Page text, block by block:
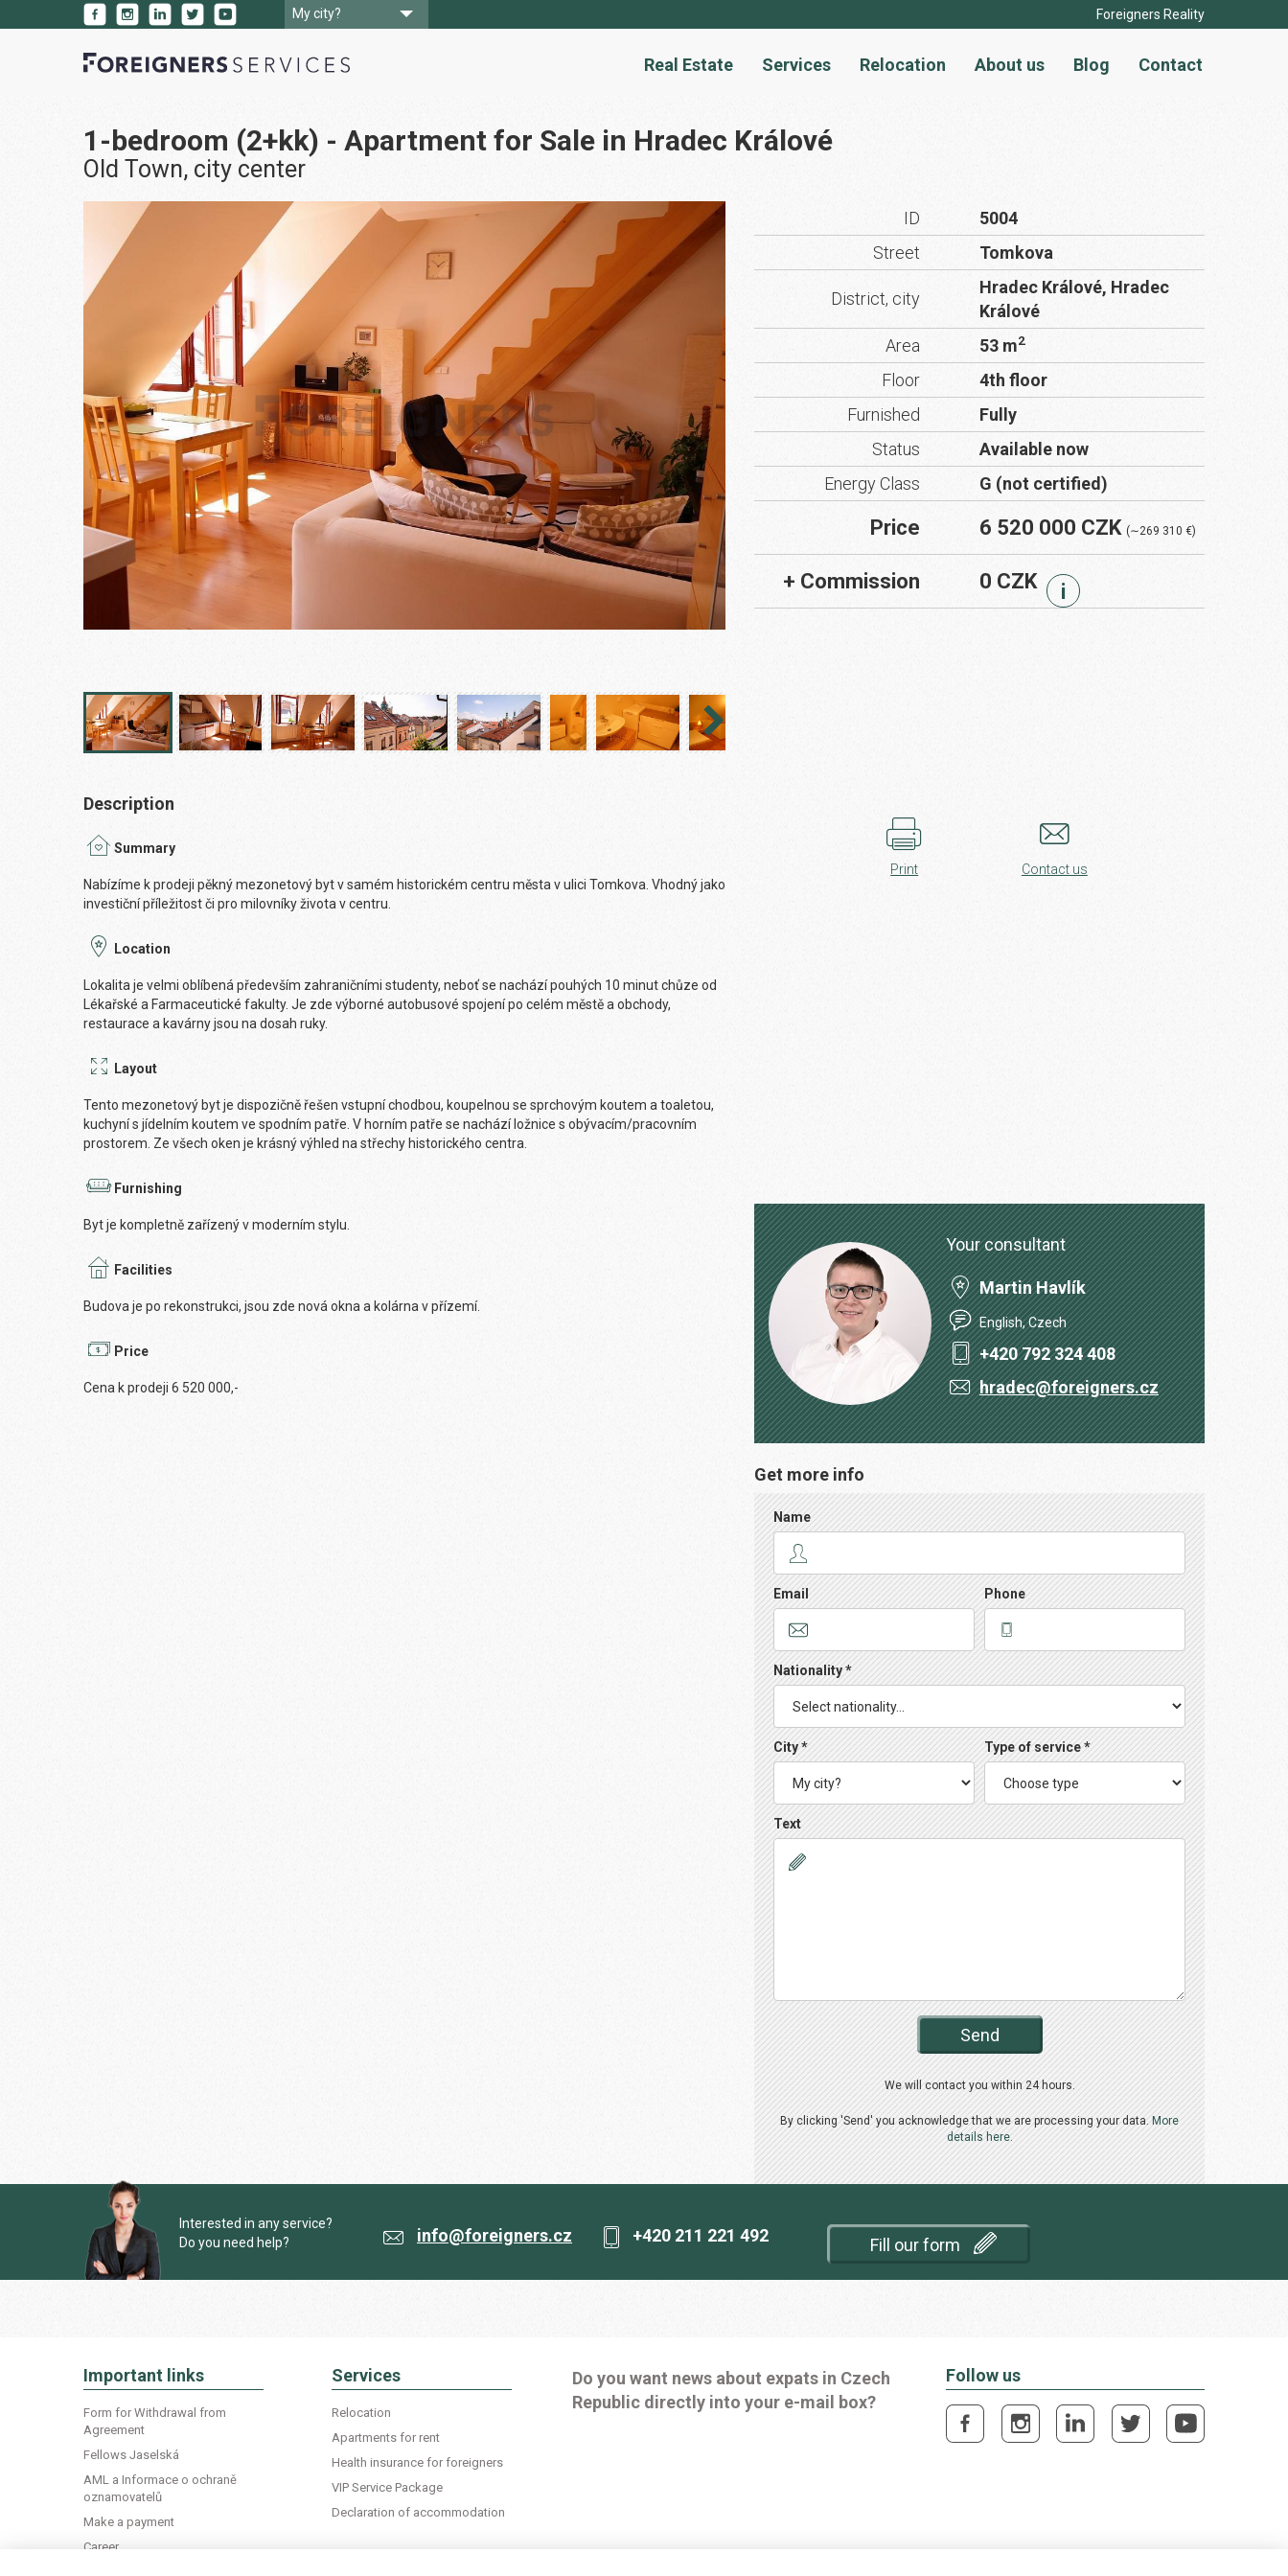
My city? Foreigners Reality
Real Estate Services Relocation About us Blog Contact
1-bedroom (2+kk) - Apartment for Sale in Hradec Králové
Old Town, city center
ID
5004
Street
Tomkova
District, city
Hradec Králové, Hradec
Králové
Area
53 m2
Floor
4th floor
Furnished
Fully
Status
Available now
Energy Class
G (not certified)
Price 6 520 000 CZK (∼269 310 €)
+ Commission 0 CZK i
Description
Summary
Nabízíme k prodeji pěkný mezonetový byt v samém historickém centru města v ulici Tomkova. Vhodný jako
investiční příležitost či pro milovníky života v centru.
Location
Lokalita je velmi oblíbená především zahraničními studenty, neboť se nachází pouhých 10 minut chůze od
Lékařské a Farmaceutické fakulty. Je zde výborné autobusové spojení po celém městě a obchody,
restaurace a kavárny jsou na dosah ruky.
Layout
Tento mezonetový byt je dispozičně řešen vstupní chodbou, koupelnou se sprchovým koutem a toaletou,
kuchyní s jídelním koutem ve spodním patře. V horním patře se nachází ložnice s obývacím/pracovním
prostorem. Ze všech oken je krásný výhled na střechy historického centra.
Furnishing
Byt je kompletně zařízený v moderním stylu.
Facilities
Budova je po rekonstrukci, jsou zde nová okna a kolárna v přízemí.
Price
Cena k prodeji 6 520 000,-
Print Contact us
Your consultant
Martin Havlík
English, Czech
+420 792 324 408
hradec@foreigners.cz
Get more info
Name
Email Phone
Nationality *
City * Type of service *
Text
Send
We will contact you within 24 hours.
By clicking 'Send' you acknowledge that we are processing your data. More
details here.
Interested in any service?
Do you need help?
info@foreigners.cz +420 211 221 492 Fill our form
Important links
Form for Withdrawal from
Agreement
Fellows Jaselská
AML a Informace o ochraně
oznamovatelů
Make a payment
Career
Services
Relocation
Apartments for rent
Health insurance for foreigners
VIP Service Package
Declaration of accommodation
Do you want news about expats in Czech
Republic directly into your e-mail box?
Follow us